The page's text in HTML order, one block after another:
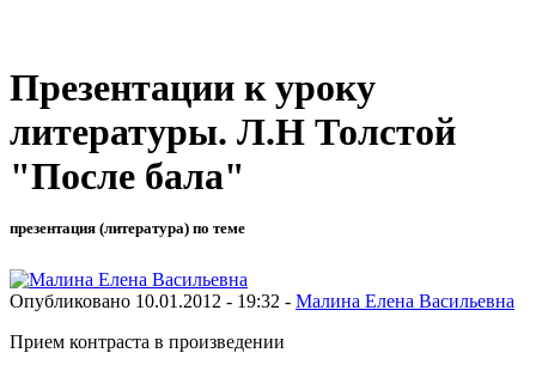
Презентации к уроку
литературы. Л.Н Толстой
"После бала"
презентация (литература) по теме
Опубликовано 10.01.2012 - 19:32 - Малина Елена Васильевна
Прием контраста в произведении